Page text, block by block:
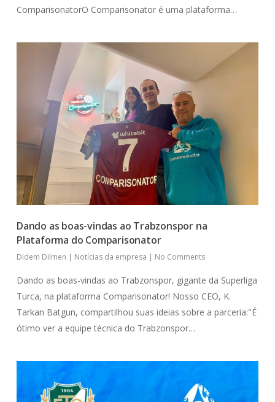
ComparisonatorO Comparisonator é uma plataforma…
Dando as boas-vindas ao Trabzonspor na
Plataforma do Comparisonator
Didem Dilmen | Notícias da empresa | No Comments
Dando as boas-vindas ao Trabzonspor, gigante da Superliga
Turca, na plataforma Comparisonator! Nosso CEO, K.
Tarkan Batgun, compartilhou suas ideias sobre a parceria:"É
ótimo ver a equipe técnica do Trabzonspor…